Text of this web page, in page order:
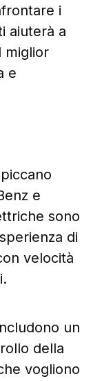
i
aiuterà a
miglior
e
e
sono
di
velocità
un
della
vogliono